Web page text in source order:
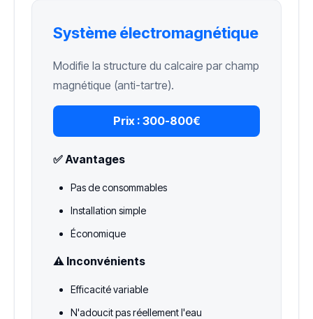
Système électromagnétique
Modifie la structure du calcaire par champ
magnétique (anti-tartre).
Prix : 300-800€
✅ Avantages
Pas de consommables
Installation simple
Économique
⚠️ Inconvénients
Efficacité variable
N'adoucit pas réellement l'eau